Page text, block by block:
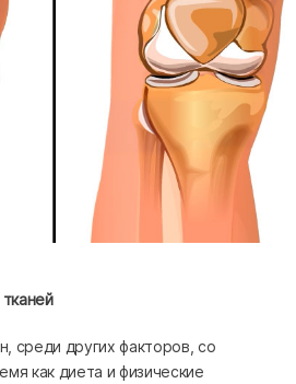
среди других факторов, со
как диета и физические